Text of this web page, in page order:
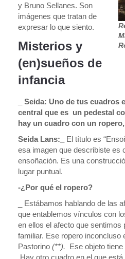
y Bruno Sellanes. Son
imágenes que tratan de
expresar lo que siento.
Misterios y
(en)sueños de
infancia
_ Seida: Uno de tus cuadros
central que es un pedestal
hay un cuadro con un
Seida Lans:_
El título es
esa imagen que describiste es
ensoñación. Es una
lugar puntual.
-¿Por qué el ropero?
_ Estábamos hablando de las
que entablemos vínculos con
en ellos el afecto que sentimos
familiar. Ese ropero inconcluso
Pastorino (**). Ese objeto
Hay otro cuadro en el que